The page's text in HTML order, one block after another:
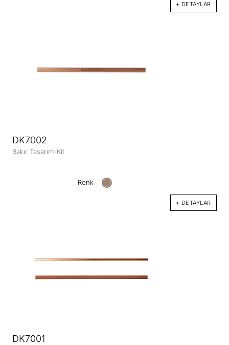
+ DETAYLAR
DK7002
Bakır Tasarım-Kit
Renk
+ DETAYLAR
DK7001